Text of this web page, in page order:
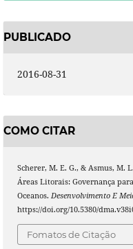
PUBLICADO
2016-08-31
COMO CITAR
Scherer, M. E. G., & Asmus, M.
Áreas Litorais: Governança
Oceanos. Desenvolvimento E
https://doi.org/10.5380/
Fomatos de Citação